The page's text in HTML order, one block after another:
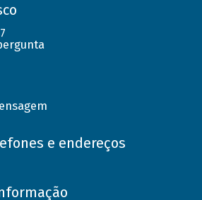
e endereços